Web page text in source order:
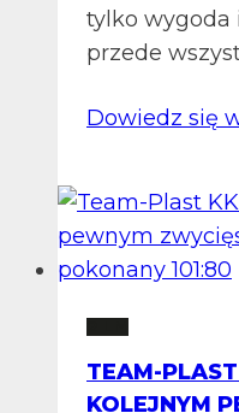
tylko wygoda
przede
Dowiedz się
TEAM-
KOLEJNYM